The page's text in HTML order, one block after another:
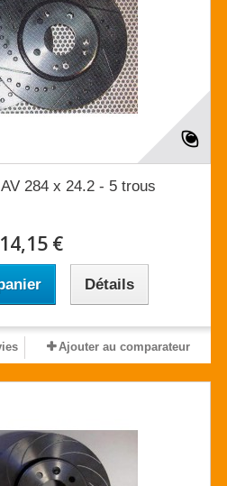
284 x 24.2 - 5 trous
€
Détails
Ajouter au comparateur